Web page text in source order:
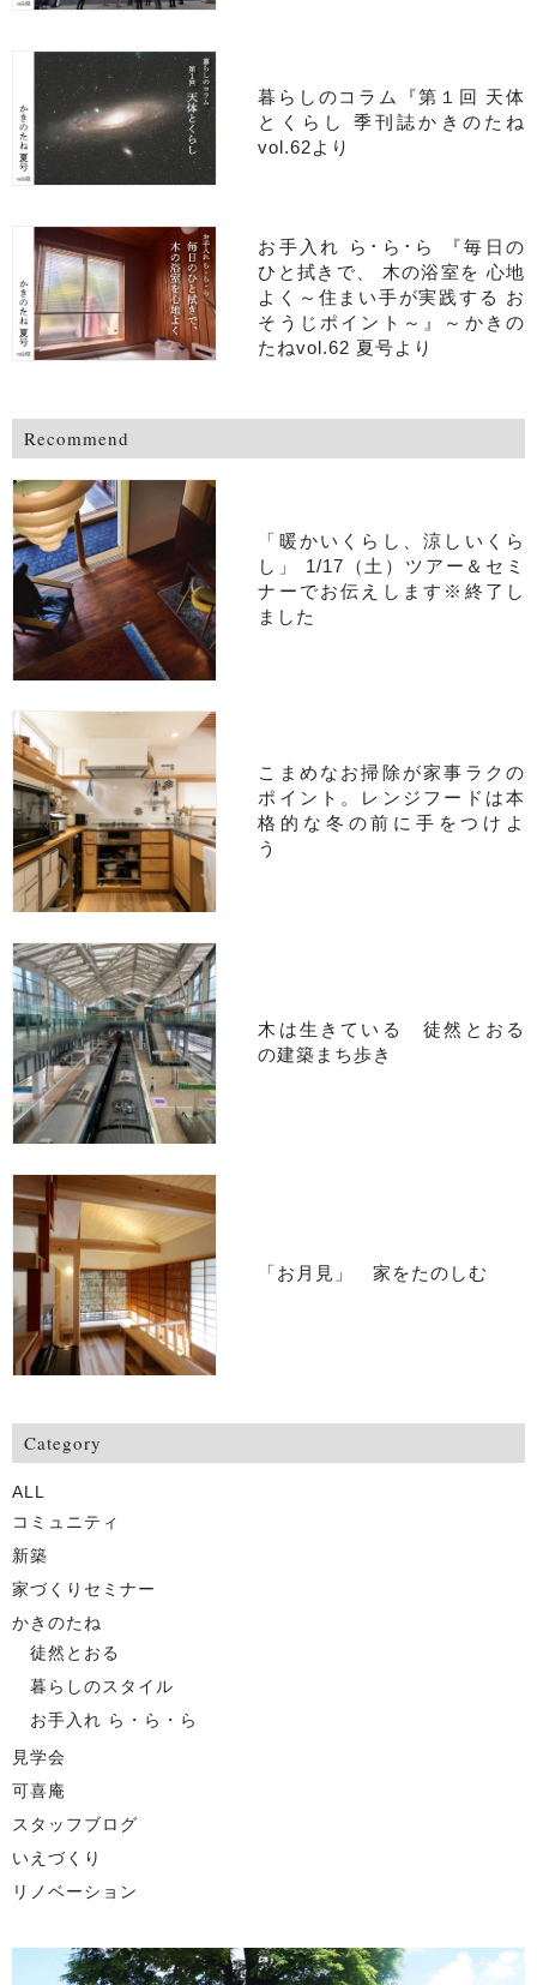
暮らしのコラム『第１回 天体
とくらし 季刊誌かきのたね
vol.62より
お手入れ ら･ら･ら 『毎日の
ひと拭きで、 木の浴室を 心地
よく～住まい手が実践する お
そうじポイント～』～かきの
たねvol.62 夏号より
Recommend
「暖かいくらし、涼しいくら
し」 1/17（土）ツアー＆セミ
ナーでお伝えします※終了し
ました
こまめなお掃除が家事ラクの
ポイント。レンジフードは本
格的な冬の前に手をつけよ
う
木は生きている 徒然とおる
の建築まち歩き
「お月見」 家をたのしむ
Category
ALL
コミュニティ
新築
家づくりセミナー
かきのたね
徒然とおる
暮らしのスタイル
お手入れ ら・ら・ら
見学会
可喜庵
スタッフブログ
いえづくり
リノベーション